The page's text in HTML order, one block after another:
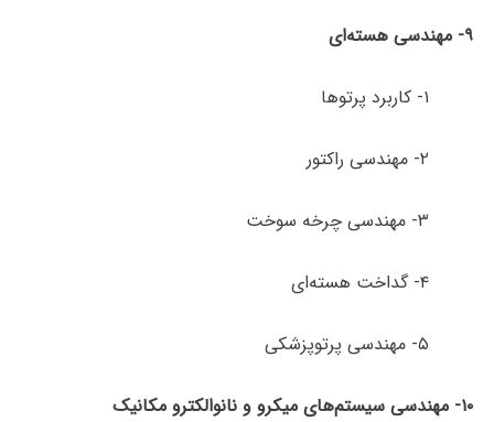
۹- مهندسی هسته‌ای
۱- کاربرد پرتوها
۲- مهندسی راکتور
۳- مهندسی چرخه سوخت
۴- گداخت هسته‌ای
۵- مهندسی پرتوپزشکی
۱۰- مهندسی سیستم‌های میکرو و نانوالکترو مکانیک